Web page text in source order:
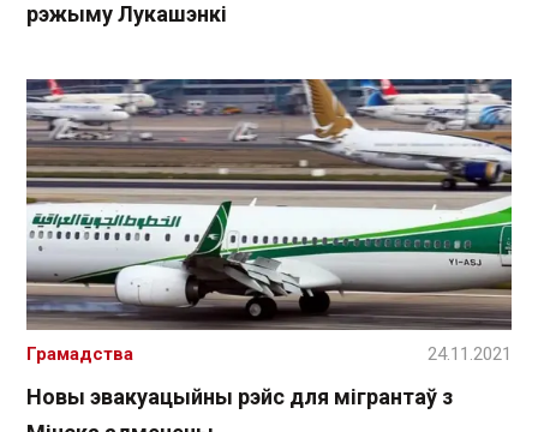
рэжыму Лукашэнкі
Новы эвакуацыйны рэйс для мігрантаў з
Грамадства 24.11.2021